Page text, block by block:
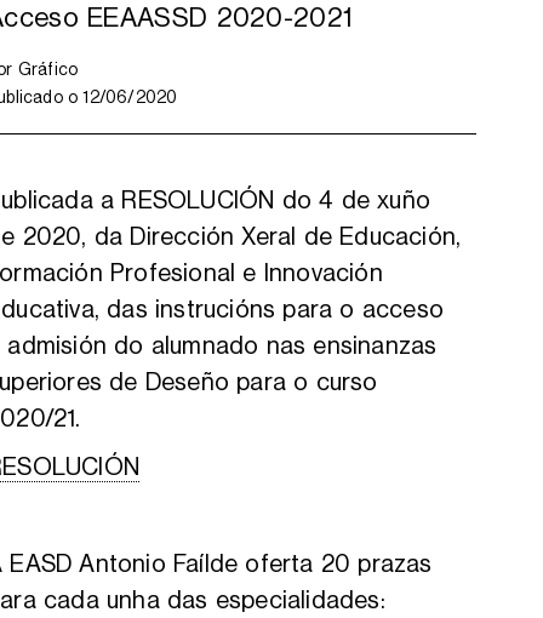
EEAASSD 2020-2021
Gráfico
o12/06/2020
a RESOLUCIÓN do 4 de xuño
2020, da Dirección Xeral de Educación,
Profesional e Innovación
das instrucións para o acceso
admisión do alumnado nas ensinanzas
de Deseño para o curso
21.
EASD Antonio Faílde oferta 20 prazas
cada unha das especialidades: